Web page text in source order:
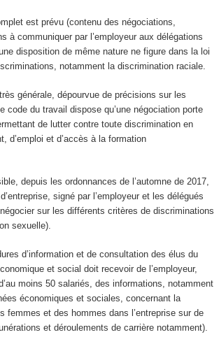
est prévu (contenu des négociations,
à communiquer par l’employeur aux délégations
disposition de même nature ne figure dans la loi
notamment la discrimination raciale.
générale, dépourvue de précisions sur les
code du travail dispose qu’une négociation porte
de lutter contre toute discrimination en
d’emploi et d’accès à la formation
depuis les ordonnances de l’automne de 2017,
signé par l’employeur et les délégués
sur les différents critères de discriminations
sexuelle).
d’information et de consultation des élus du
et social doit recevoir de l’employeur,
moins 50 salariés, des informations, notamment
économiques et sociales, concernant la
femmes et des hommes dans l’entreprise sur de
et déroulements de carrière notamment).